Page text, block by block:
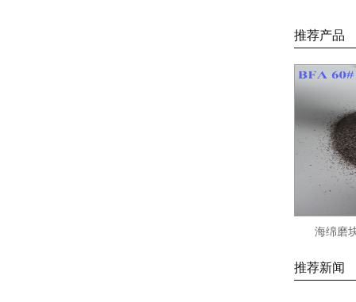
推荐产品
海绵磨
推荐新闻